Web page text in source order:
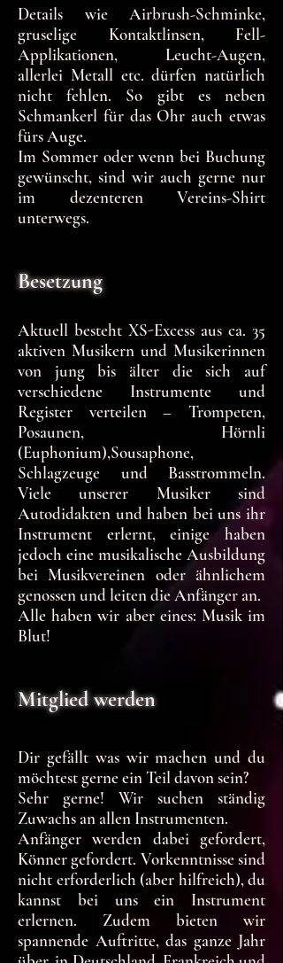
Details wie Airbrush-Schminke,
gruselige Kontaktlinsen, Fell-
Applikationen, Leucht-Augen,
allerlei Metall etc. dürfen natürlich
nicht fehlen. So gibt es neben
Schmankerl für das Ohr auch etwas
fürs Auge.
Im Sommer oder wenn bei Buchung
gewünscht, sind wir auch gerne nur
im dezenteren Vereins-Shirt
unterwegs.
Besetzung
Aktuell besteht XS-Excess aus ca. 35
aktiven Musikern und Musikerinnen
von jung bis älter die sich auf
verschiedene Instrumente und
Register verteilen – Trompeten,
Posaunen, Hörnli
(Euphonium),Sousaphone,
Schlagzeuge und Basstrommeln.
Viele unserer Musiker sind
Autodidakten und haben bei uns ihr
Instrument erlernt, einige haben
jedoch eine musikalische Ausbildung
bei Musikvereinen oder ähnlichem
genossen und leiten die Anfänger an.
Alle haben wir aber eines: Musik im
Blut!
Mitglied werden
Dir gefällt was wir machen und du
möchtest gerne ein Teil davon sein?
Sehr gerne! Wir suchen ständig
Zuwachs an allen Instrumenten.
Anfänger werden dabei gefordert,
Könner gefordert. Vorkenntnisse sind
nicht erforderlich (aber hilfreich), du
kannst bei uns ein Instrument
erlernen. Zudem bieten wir
spannende Auftritte, das ganze Jahr